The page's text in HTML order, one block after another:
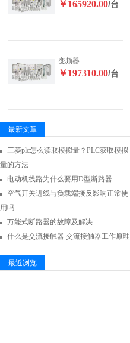
￥165920.00/台
变频器
￥197310.00/台
最新文章
三菱plc怎么读取模拟量？PLC获取模拟
量的方法
电动机线路为什么要用D型断路器
空气开关进线与负载端接反影响正常使
用吗
万能式断路器的故障及解决
什么是交流接触器 交流接触器工作原理
最近浏览